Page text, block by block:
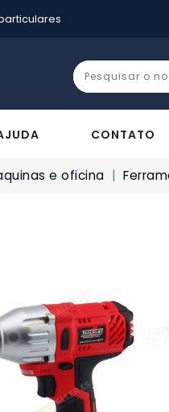
CONTATO
e oficina